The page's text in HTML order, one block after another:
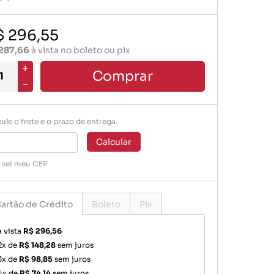
Vacuo Ar
296,55
à vista no boleto ou pix
+
-
Comprar
o frete e o prazo de entrega.
Calcular
sei meu CEP
de Crédito Boleto Pix
vista R$ 296,56
de R$ 148,28 sem juros
de R$ 98,85 sem juros